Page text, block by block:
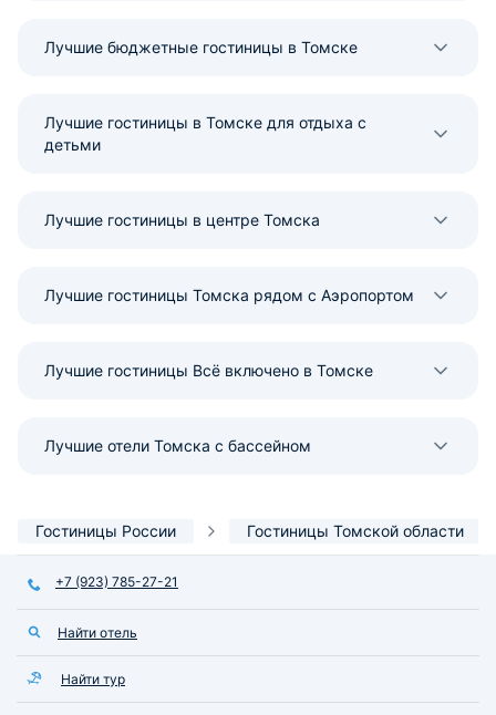
кровати с регулируемым
густая, надежно защищенная от
уличного трафика и
Лучшие бюджетные гостиницы в Томске
Лучшие гостиницы в Томске для отдыха с
детьми
Лучшие гостиницы в центре Томска
Лучшие гостиницы Томска рядом с Аэропортом
Лучшие гостиницы Всё включено в Томске
Лучшие отели Томска с бассейном
Гостиницы России Гостиницы Томской области
+7 (923) 785-27-21
Найти отель
Найти тур